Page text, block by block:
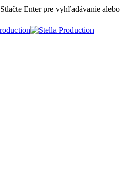
Stlačte Enter pre vyhľadávanie alebo